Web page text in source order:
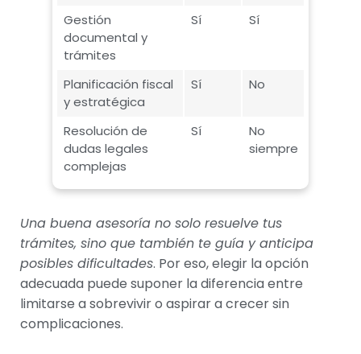
Gestión
documental y
trámites
Sí Sí
Planificación fiscal
y estratégica
Sí No
Resolución de
dudas legales
complejas
Sí
No
siempre
Una buena asesoría no solo resuelve tus
trámites, sino que también te guía y anticipa
posibles dificultades. Por eso, elegir la opción
adecuada puede suponer la diferencia entre
limitarse a sobrevivir o aspirar a crecer sin
complicaciones.